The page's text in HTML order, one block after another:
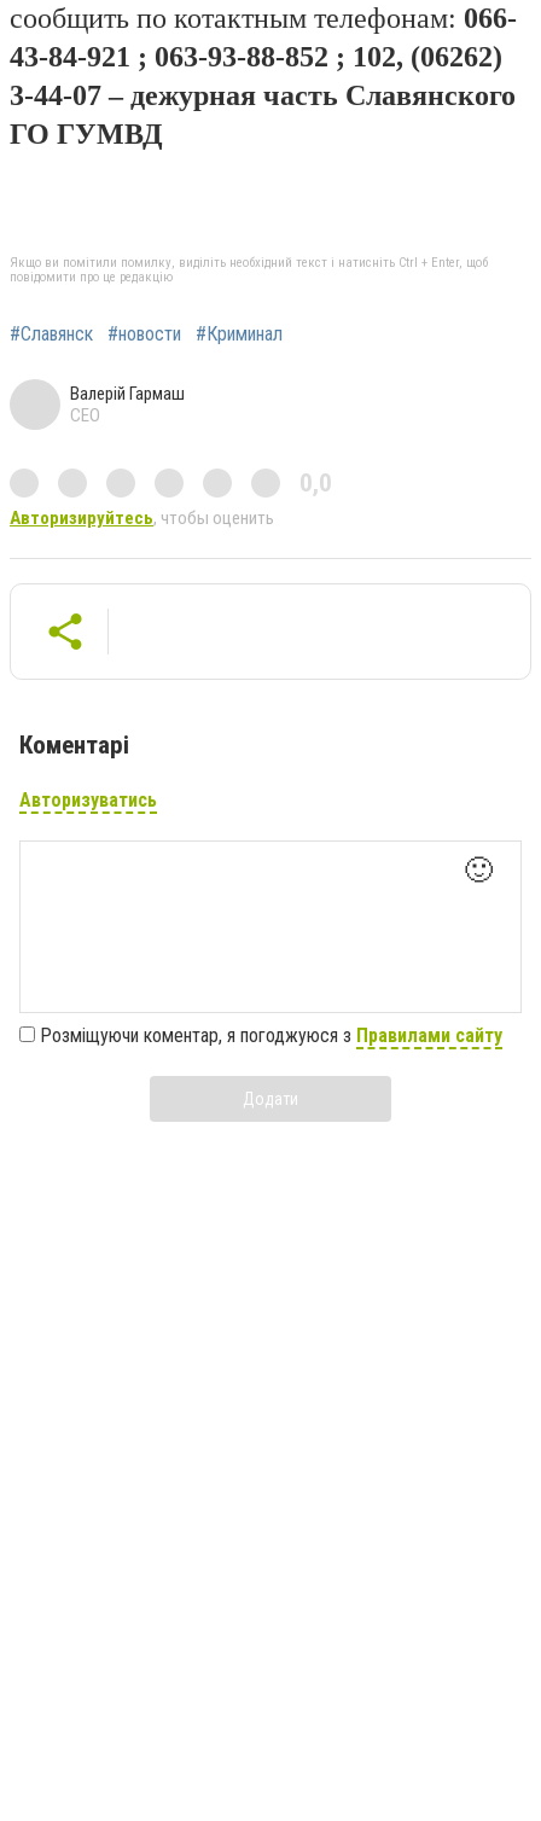
сообщить по котактным телефонам: 066-
43-84-921 ; 063-93-88-852 ; 102, (06262)
3-44-07 – дежурная часть Славянского
ГО ГУМВД
Якщо ви помітили помилку, виділіть необхідний текст і натисніть Ctrl + Enter, щоб
повідомити про це редакцію
#Славянск #новости #Криминал
Валерій Гармаш
CEO
0,0
Авторизируйтесь, чтобы оценить
Коментарі
Авторизуватись
🙂
Розміщуючи коментар, я погоджуюся з Правилами сайту
Додати